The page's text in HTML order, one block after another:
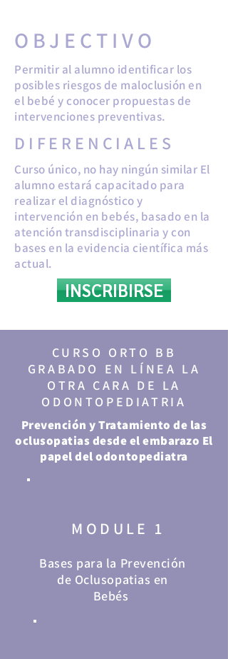
OBJECTIVO
Permitir al alumno identificar los
posibles riesgos de maloclusión en
el bebé y conocer propuestas de
intervenciones preventivas.
DIFERENCIALES
Curso único, no hay ningún similar El
alumno estará capacitado para
realizar el diagnóstico y
intervención en bebés, basado en la
atención transdisciplinaria y con
bases en la evidencia científica más
actual.
INSCRIBIRSE
CURSO ORTO BB
GRABADO EN LÍNEA LA
OTRA CARA DE LA
ODONTOPEDIATRIA
Prevención y Tratamiento de las
oclusopatias desde el embarazo El
papel del odontopediatra
MODULE 1
Bases para la Prevención
de Oclusopatias en
Bebés